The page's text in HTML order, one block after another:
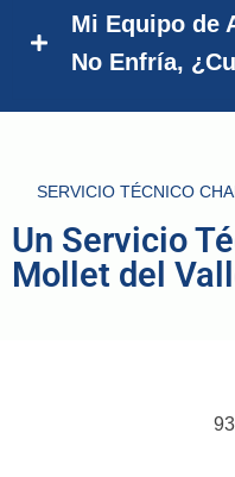
Mi Equipo de
No Enfría,
SERVICIO TÉCNICO
Un Servicio
Mollet del